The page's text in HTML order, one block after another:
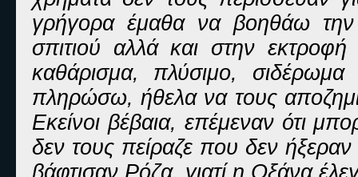
γρήγορα έμαθα να βοηθάω την
σπιτιού αλλά και στην
καθάρισμα, πλύσιμο,
πληρώσω, ήθελα να τους
Εκείνοι βέβαια, επέμεναν ότι
δεν τους πείραζε που δεν
βάφτισαν Ρόζα, γιατί η Οξάνα